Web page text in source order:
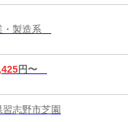
・製造系
円〜
習志野市芝園